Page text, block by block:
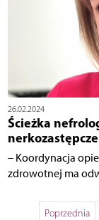
26.02.2024
Ścieżka
nerkozastępcze
– Koordynacja
zdrowotnej ma
Poprzednia